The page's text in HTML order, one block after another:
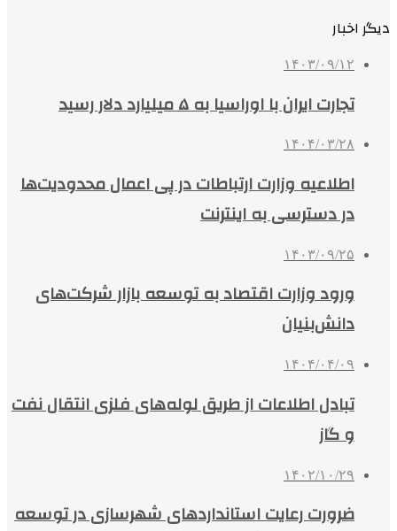
دیگر اخبار
۱۴۰۳/۰۹/۱۲
تجارت ایران با اوراسیا به ۵ میلیارد دلار رسید
۱۴۰۴/۰۳/۲۸
اطلاعیه وزارت ارتباطات در پی اعمال محدودیت‌ها
در دسترسی به اینترنت
۱۴۰۳/۰۹/۲۵
ورود وزارت اقتصاد به توسعه بازار شرکت‌های
دانش‌بنیان
۱۴۰۴/۰۴/۰۹
تبادل اطلاعات از طریق لوله‌های فلزی انتقال نفت
و گاز
۱۴۰۲/۱۰/۲۹
ضرورت رعایت استانداردهای شهرسازی در توسعه